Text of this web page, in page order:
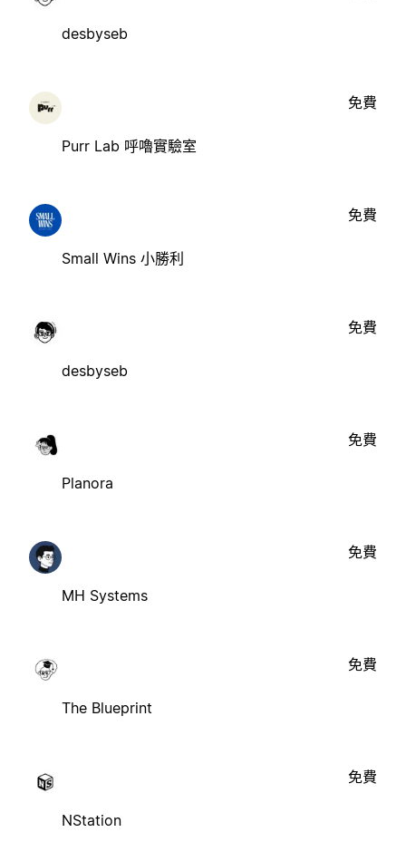
desbyseb
Purr Lab 呼嚕實驗室
免費
Small Wins 小勝利
免費
desbyseb
免費
Planora
免費
MH Systems
免費
The Blueprint
免費
NStation
免費